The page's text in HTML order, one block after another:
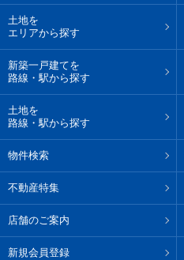
土地を
エリアから探す
新築一戸建てを
路線・駅から探す
土地を
路線・駅から探す
物件検索
不動産特集
店舗のご案内
新規会員登録